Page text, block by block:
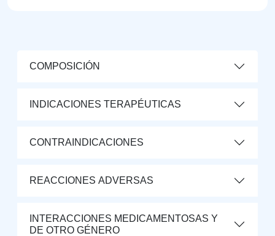
COMPOSICIÓN
INDICACIONES TERAPÉUTICAS
CONTRAINDICACIONES
REACCIONES ADVERSAS
INTERACCIONES MEDICAMENTOSAS Y
DE OTRO GÉNERO